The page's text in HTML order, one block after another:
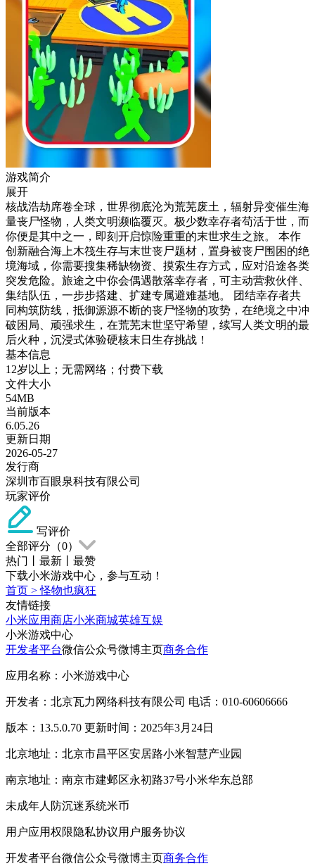
游戏简介
展开
核战浩劫席卷全球，世界彻底沦为荒芜废土，辐射异变催生海
量丧尸怪物，人类文明濒临覆灭。极少数幸存者苟活于世，而
你便是其中之一，即刻开启惊险重重的末世求生之旅。 本作
创新融合海上木筏生存与末世丧尸题材，置身被丧尸围困的绝
境海域，你需要搜集稀缺物资、摸索生存方式，应对沿途各类
突发危险。旅途之中你会偶遇散落幸存者，可主动营救伙伴、
集结队伍，一步步搭建、扩建专属避难基地。 团结幸存者共
同构筑防线，抵御源源不断的丧尸怪物的攻势，在绝境之中冲
破困局、顽强求生，在荒芜末世坚守希望，续写人类文明的最
后火种，沉浸式体验硬核末日生存挑战！
基本信息
12岁以上；无需网络；付费下载
文件大小
54MB
当前版本
6.05.26
更新日期
2026-05-27
发行商
深圳市百眼泉科技有限公司
玩家评价
写评价
全部评分（0）
热门
最新
最赞
下载小米游戏中心，参与互动！
首页 >怪物也疯狂
友情链接
小米应用商店小米商城英雄互娱
小米游戏中心
开发者平台微信公众号微博主页商务合作
应用名称：小米游戏中心
开发者：北京瓦力网络科技有限公司 电话：010-60606666
版本：13.5.0.70 更新时间：2025年3月24日
北京地址：北京市昌平区安居路小米智慧产业园
南京地址：南京市建邺区永初路37号小米华东总部
未成年人防沉迷系统米币
用户应用权限隐私协议用户服务协议
开发者平台微信公众号微博主页商务合作